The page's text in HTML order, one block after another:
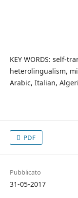
KEY WORDS: self-
heterolingualism,
Arabic, Italian,
PDF
Pubblicato
31-05-2017